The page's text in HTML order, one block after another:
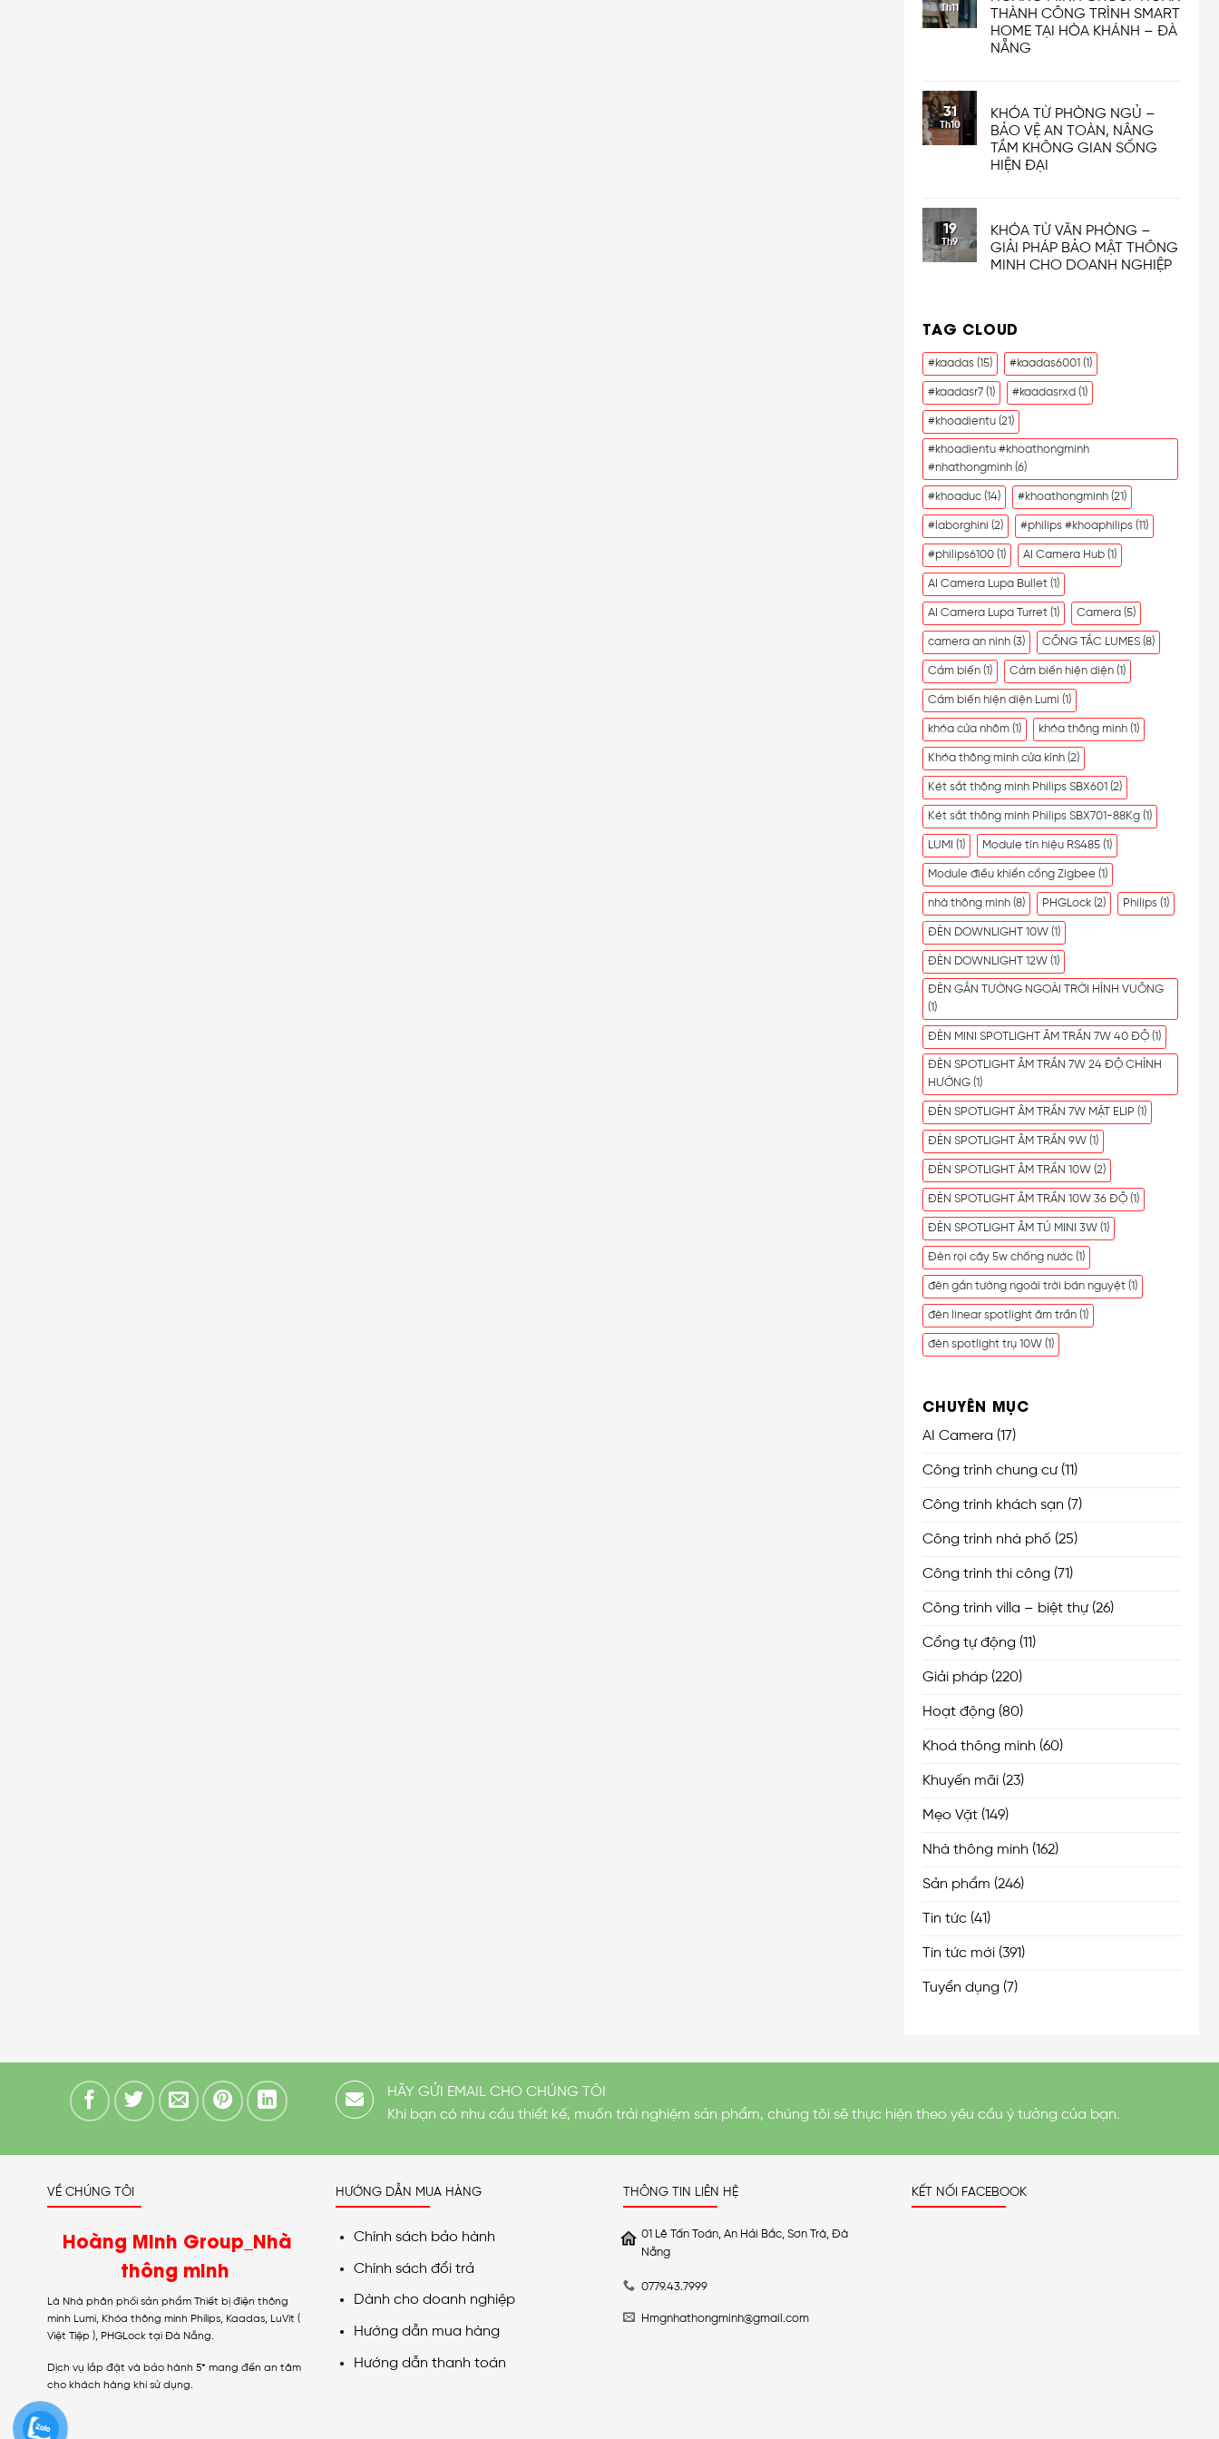
Th11
THÀNH CÔNG TRÌNH SMART
HOME TẠI HÒA KHÁNH – ĐÀ
NẴNG
31
Th10
KHÓA TỪ PHÒNG NGỦ –
BẢO VỆ AN TOÀN, NÂNG
TẦM KHÔNG GIAN SỐNG
HIỆN ĐẠI
19
Th9
KHÓA TỪ VĂN PHÒNG –
GIẢI PHÁP BẢO MẬT THÔNG
MINH CHO DOANH NGHIỆP
TAG CLOUD
#kaadas (15) #kaadas6001 (1)
#kaadasr7 (1) #kaadasrxd (1)
#khoadientu (21)
#khoadientu #khoathongminh
#nhathongminh (6)
#khoaduc (14) #khoathongminh (21)
#laborghini (2) #philips #khoaphilips (11)
#philips6100 (1) AI Camera Hub (1)
AI Camera Lupa Bullet (1)
AI Camera Lupa Turret (1) Camera (5)
camera an ninh (3) CÔNG TẮC LUMES (8)
Cảm biến (1) Cảm biến hiện diện (1)
Cảm biến hiện diện Lumi (1)
khóa cửa nhôm (1) khóa thông minh (1)
Khóa thông minh cửa kính (2)
Két sắt thông minh Philips SBX601 (2)
Két sắt thông minh Philips SBX701-88Kg (1)
LUMI (1) Module tín hiệu RS485 (1)
Module điều khiển cổng Zigbee (1)
nhà thông minh (8) PHGLock (2) Philips (1)
ĐÈN DOWNLIGHT 10W (1)
ĐÈN DOWNLIGHT 12W (1)
ĐÈN GẮN TƯỜNG NGOÀI TRỜI HÌNH VUÔNG
(1)
ĐÈN MINI SPOTLIGHT ÂM TRẦN 7W 40 ĐỘ (1)
ĐÈN SPOTLIGHT ÂM TRẦN 7W 24 ĐỘ CHỈNH
HƯỚNG (1)
ĐÈN SPOTLIGHT ÂM TRẦN 7W MẶT ELIP (1)
ĐÈN SPOTLIGHT ÂM TRẦN 9W (1)
ĐÈN SPOTLIGHT ÂM TRẦN 10W (2)
ĐÈN SPOTLIGHT ÂM TRẦN 10W 36 ĐỘ (1)
ĐÈN SPOTLIGHT ÂM TỦ MINI 3W (1)
Đèn rọi cây 5w chống nước (1)
đèn gắn tường ngoài trời bán nguyệt (1)
đèn linear spotlight âm trần (1)
đèn spotlight trụ 10W (1)
CHUYÊN MỤC
AI Camera (17)
Công trình chung cư(11)
Công trình khách sạn (7)
Công trình nhà phố (25)
Công trình thi công (71)
Công trình villa – biệt thự(26)
Cổng tự động (11)
Giải pháp (220)
Hoạt động (80)
Khoá thông minh (60)
Khuyến mãi (23)
Mẹo Vặt (149)
Nhà thông minh (162)
Sản phẩm (246)
Tin tức (41)
Tin tức mới (391)
Tuyển dụng (7)
HÃY GỬI EMAIL CHO CHÚNG TÔI
Khi bạn có nhu cầu thiết kế, muốn trải nghiệm sản phẩm, chúng tôi sẽ thực hiện theo yêu cầu ý tưởng của bạn.
VỀ CHÚNG TÔI
Hoàng Minh Group_Nhà
thông minh
Là Nhà phân phối sản phẩm Thiết bị điện thông
minh Lumi, Khóa thông minh Philips, Kaadas, LuVit (
Việt Tiệp ), PHGLock tại Đà Nẵng.
Dịch vụ lắp đặt và bảo hành 5* mang đến an tâm
cho khách hàng khi sử dụng.
HƯỚNG DẪN MUA HÀNG
Chính sách bảo hành
Chính sách đổi trả
Dành cho doanh nghiệp
Hướng dẫn mua hàng
Hướng dẫn thanh toán
THÔNG TIN LIÊN HỆ
01 Lê Tấn Toán, An Hải Bắc, Sơn Trà, Đà
Nẵng
0779.43.7999
Hmgnhathongminh@gmail.com
KẾT NỐI FACEBOOK